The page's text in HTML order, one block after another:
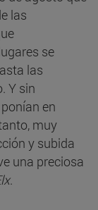
las
se
las
Y sin
en
muy
y subida
una preciosa
.